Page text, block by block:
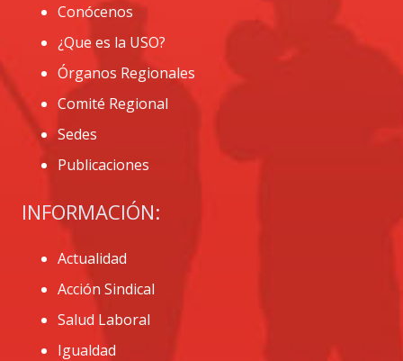
Conócenos
¿Que es la USO?
Órganos Regionales
Comité Regional
Sedes
Publicaciones
INFORMACIÓN:
Actualidad
Acción Sindical
Salud Laboral
Igualdad